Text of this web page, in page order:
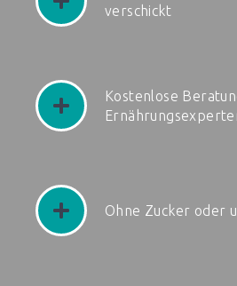
verschickt
Kostenlose
Ohne Zucker oder